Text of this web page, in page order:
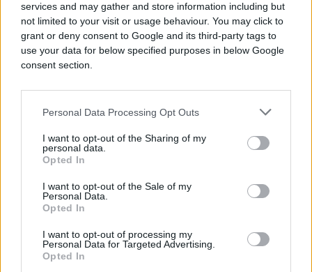
services and may gather and store information including but
not limited to your visit or usage behaviour. You may click to
grant or deny consent to Google and its third-party tags to
use your data for below specified purposes in below Google
consent section.
Personal Data Processing Opt Outs
I want to opt-out of the Sharing of my
personal data.
Opted In
I want to opt-out of the Sale of my
Personal Data.
Opted In
I want to opt-out of processing my
Personal Data for Targeted Advertising.
Opted In
#donald trump #Iran
Svijet
Počela iranska osveta:
Napadnute baze u tri države, šire
Svijet